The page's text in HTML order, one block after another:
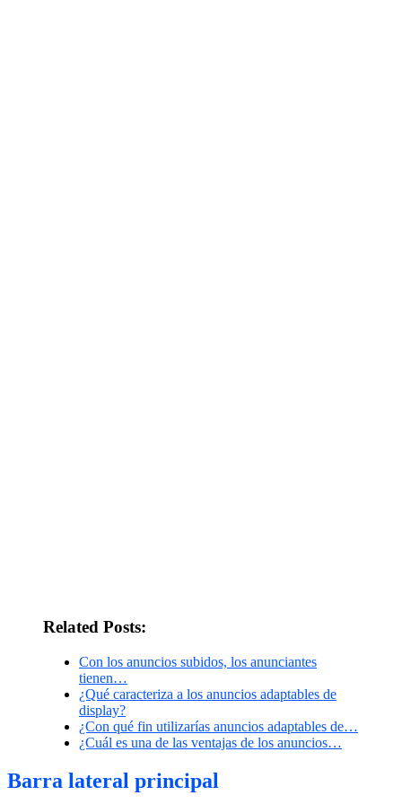
Related Posts:
Con los anuncios subidos, los anunciantes
tienen…
¿Qué caracteriza a los anuncios adaptables de
display?
¿Con qué fin utilizarías anuncios adaptables de…
¿Cuál es una de las ventajas de los anuncios…
Barra lateral principal